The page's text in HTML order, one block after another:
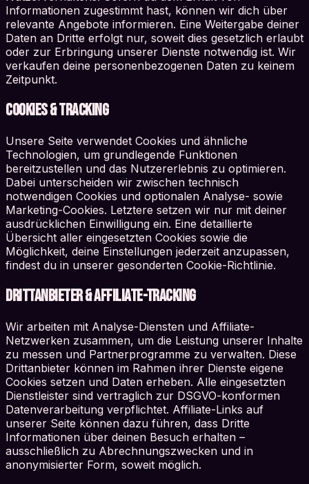
Informationen zugestimmt hast, können wir dich über
relevante Angebote informieren. Eine Weitergabe deiner
Daten an Dritte erfolgt nur, soweit dies gesetzlich erlaubt
oder zur Erbringung unserer Dienste notwendig ist. Wir
verkaufen deine personenbezogenen Daten zu keinem
Zeitpunkt.
Cookies & Tracking
Unsere Seite verwendet Cookies und ähnliche
Technologien, um grundlegende Funktionen
bereitzustellen und das Nutzererlebnis zu optimieren.
Dabei unterscheiden wir zwischen technisch
notwendigen Cookies und optionalen Analyse- sowie
Marketing-Cookies. Letztere setzen wir nur mit deiner
ausdrücklichen Einwilligung ein. Eine detaillierte
Übersicht aller eingesetzten Cookies sowie die
Möglichkeit, deine Einstellungen jederzeit anzupassen,
findest du in unserer gesonderten Cookie-Richtlinie.
Drittanbieter & Affiliate-Tracking
Wir arbeiten mit Analyse-Diensten und Affiliate-
Netzwerken zusammen, um die Leistung unserer Inhalte
zu messen und Partnerprogramme zu verwalten. Diese
Drittanbieter können im Rahmen ihrer Dienste eigene
Cookies setzen und Daten erheben. Alle eingesetzten
Dienstleister sind vertraglich zur DSGVO-konformen
Datenverarbeitung verpflichtet. Affiliate-Links auf
unserer Seite können dazu führen, dass Dritte
Informationen über deinen Besuch erhalten –
ausschließlich zu Abrechnungszwecken und in
anonymisierter Form, soweit möglich.